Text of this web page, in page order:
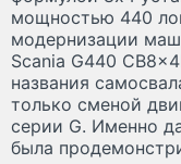
мощностью 440
модернизации
Scania G440
названия
только сменой
серии G. Именно
была